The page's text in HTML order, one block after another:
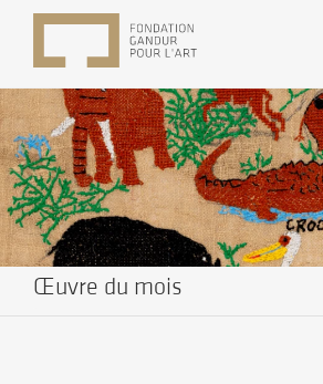
Œuvre du mois